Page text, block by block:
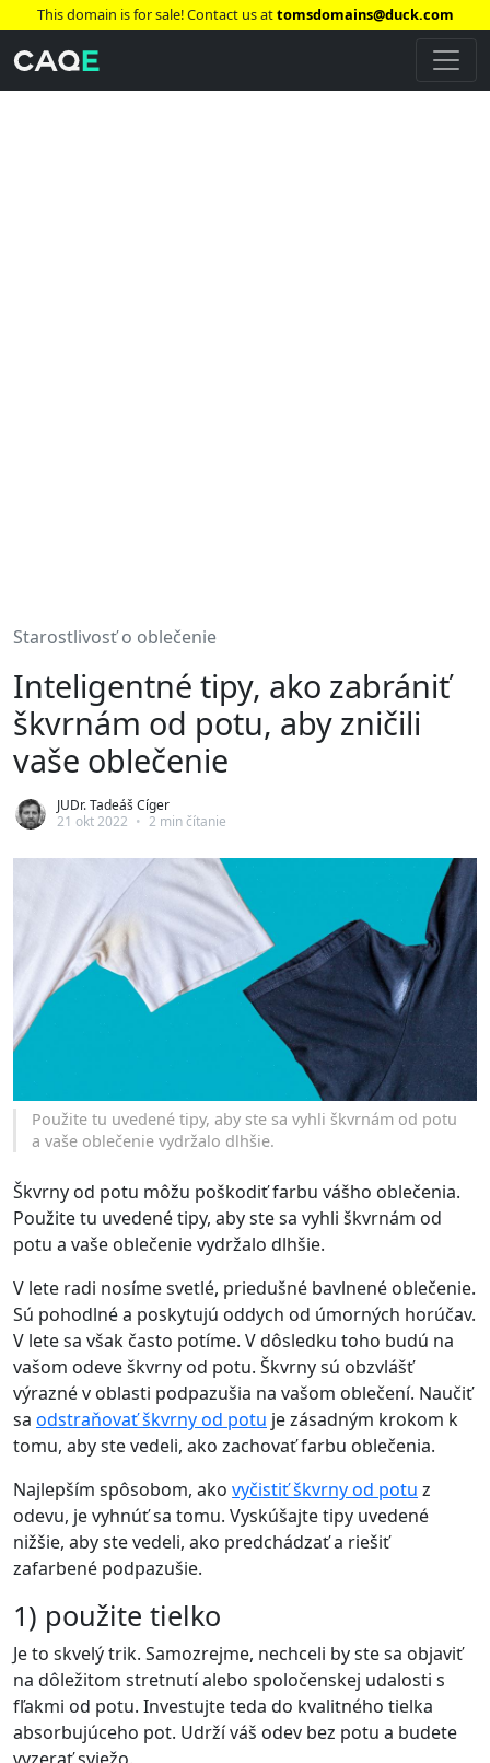
This domain is for sale! Contact us attomsdomains@duck.com
Starostlivosť o oblečenie
Inteligentné tipy, ako zabrániť
škvrnám od potu, aby zničili
vaše oblečenie
JUDr. Tadeáš Cíger
21 okt 2022 • 2 min čítanie
Použite tu uvedené tipy, aby ste sa vyhli škvrnám od potu
a vaše oblečenie vydržalo dlhšie.
Škvrny od potu môžu poškodiť farbu vášho oblečenia.
Použite tu uvedené tipy, aby ste sa vyhli škvrnám od
potu a vaše oblečenie vydržalo dlhšie.
V lete radi nosíme svetlé, priedušné bavlnené oblečenie.
Sú pohodlné a poskytujú oddych od úmorných horúčav.
V lete sa však často potíme. V dôsledku toho budú na
vašom odeve škvrny od potu. Škvrny sú obzvlášť
výrazné v oblasti podpazušia na vašom oblečení. Naučiť
sa odstraňovať škvrny od potu je zásadným krokom k
tomu, aby ste vedeli, ako zachovať farbu oblečenia.
Najlepším spôsobom, ako vyčistiť škvrny od potu z
odevu, je vyhnúť sa tomu. Vyskúšajte tipy uvedené
nižšie, aby ste vedeli, ako predchádzať a riešiť
zafarbené podpazušie.
1) použite tielko
Je to skvelý trik. Samozrejme, nechceli by ste sa objaviť
na dôležitom stretnutí alebo spoločenskej udalosti s
fľakmi od potu. Investujte teda do kvalitného tielka
absorbujúceho pot. Udrží váš odev bez potu a budete